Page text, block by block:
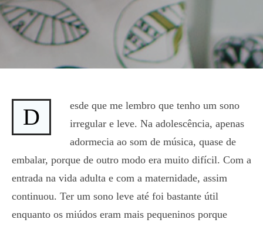
D
esde que me lembro que tenho um sono
irregular e leve. Na adolescência, apenas
adormecia ao som de música, quase de
embalar, porque de outro modo era muito difícil. Com a
entrada na vida adulta e com a maternidade, assim
continuou. Ter um sono leve até foi bastante útil
enquanto os miúdos eram mais pequeninos porque